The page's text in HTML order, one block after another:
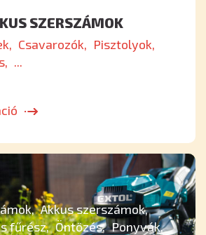
SZERSZÁMOK
Csavarozók
Pisztolyok
...
Akkus szerszámok
fűrész Öntözés Ponyvák